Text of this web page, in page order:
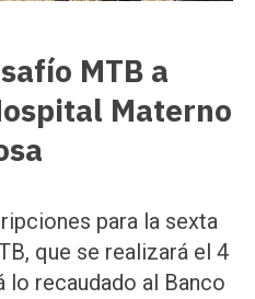
MTB a
Materno
para la sexta
que se realizará el 4
lo recaudado al Banco